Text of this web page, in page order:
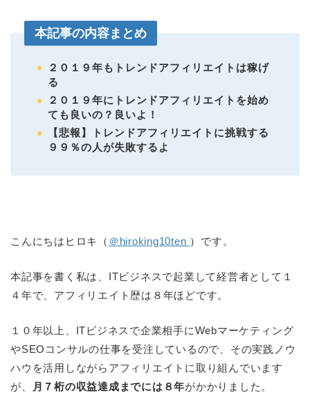
本記事の内容まとめ
２０１９年もトレンドアフィリエイトは稼げ
る
２０１９年にトレンドアフィリエイトを始め
ても良いの？良いよ！
【悲報】トレンドアフィリエイトに挑戦する
９９％の人が失敗するよ
こんにちはヒロキ（ ＠hiroking10ten ）です。
本記事を書く私は、ITビジネスで起業して経営者として１
４年で、アフィリエイト歴は８年ほどです。
１０年以上、ITビジネスで企業相手にWebマーケティング
やSEOコンサルの仕事を受注しているので、その実践ノウ
ハウを活用しながらアフィリエイトに取り組んでいます
が、
月７桁の収益達成までには８年がかかりました。